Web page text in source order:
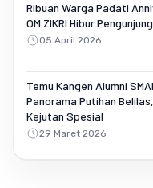
Ribuan Warga Padati
OM ZIKRI Hibur
05 April 2026
Temu Kangen Alumni
Panorama Putihan
Kejutan Spesial
29 Maret 2026